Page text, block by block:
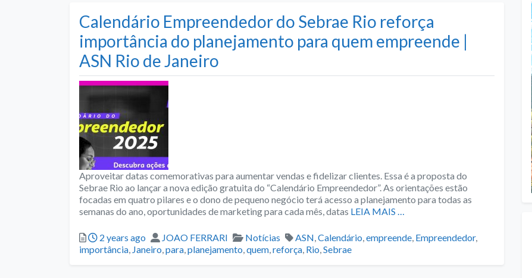
Calendário Empreendedor do Sebrae Rio reforça
importância do planejamento para quem empreende |
ASN Rio de Janeiro
Aproveitar datas comemorativas para aumentar vendas e fidelizar clientes. Essa é a proposta do
Sebrae Rio ao lançar a nova edição gratuita do “Calendário Empreendedor”. As orientações estão
focadas em quatro pilares e o dono de pequeno negócio terá acesso a planejamento para todas as
semanas do ano, oportunidades de marketing para cada mês, datas LEIA MAIS …
Posted
2 years ago Author
JOAO FERRARI Categories
Notícias Tags
ASN,Calendário,empreende, Empreendedor,
importância, Janeiro,para,planejamento,quem,reforça, Rio,Sebrae